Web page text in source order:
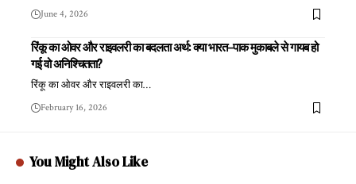
June 4, 2026
रिंकू का ओवर और राइवलरी का बदलता अर्थ: क्या भारत–पाक मुकाबले से गायब हो
गई वो अनिश्चितता?
रिंकू का ओवर और राइवलरी का…
February 16, 2026
You Might Also Like